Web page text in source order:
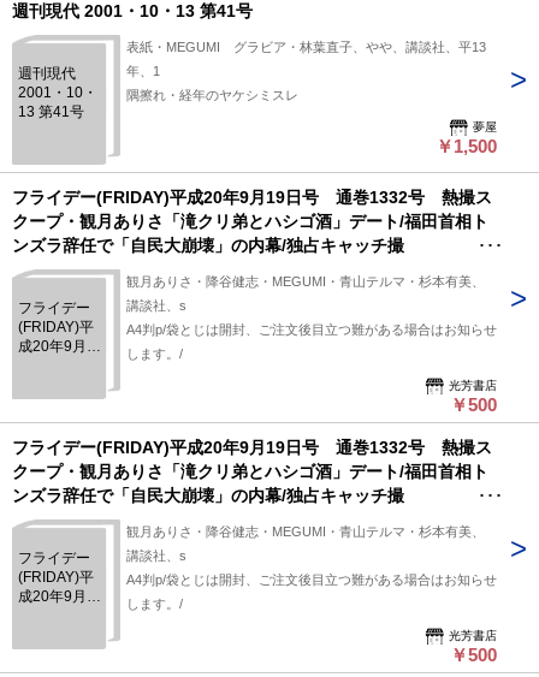
週刊現代 2001・10・13 第41号
週刊現代
2001・10・
13 第41号
表紙・MEGUMI グラビア・林葉直子、やや、講談社、平13
年、1
隅擦れ・経年のヤケシミスレ
夢屋
￥1,500
フライデー(FRIDAY)平成20年9月19日号 通巻1332号 熱撮ス
クープ・観月ありさ「滝クリ弟とハシゴ酒」デート/福田首相ト
ンズラ辞任で「自民大崩壊」の内幕/独占キャッチ撮
『DragonAsh』降谷「MEGUMIの知らない…大阪浮気現場」
フライデー
(FRIDAY)平
成20年9月
熱撮スクー
プ・観月あ
りさ「滝ク
リ弟とハシ
ゴ酒」デー
ト/福田首相
トンズラ辞
大崩壊」の
内幕/独占キ
ャッチ撮
「MEGUMI
の知らな
観月ありさ・降谷健志・MEGUMI・青山テルマ・杉本有美、
講談社、s
A4判p/袋とじは開封、ご注文後目立つ難がある場合はお知らせ
します。/
光芳書店
￥500
フライデー(FRIDAY)平成20年9月19日号 通巻1332号 熱撮ス
クープ・観月ありさ「滝クリ弟とハシゴ酒」デート/福田首相ト
ンズラ辞任で「自民大崩壊」の内幕/独占キャッチ撮
『DragonAsh』降谷「MEGUMIの知らない…大阪浮気現場」
フライデー
(FRIDAY)平
成20年9月
熱撮スクー
プ・観月あ
観月ありさ・降谷健志・MEGUMI・青山テルマ・杉本有美、
講談社、s
A4判p/袋とじは開封、ご注文後目立つ難がある場合はお知らせ
します。/
光芳書店
￥500